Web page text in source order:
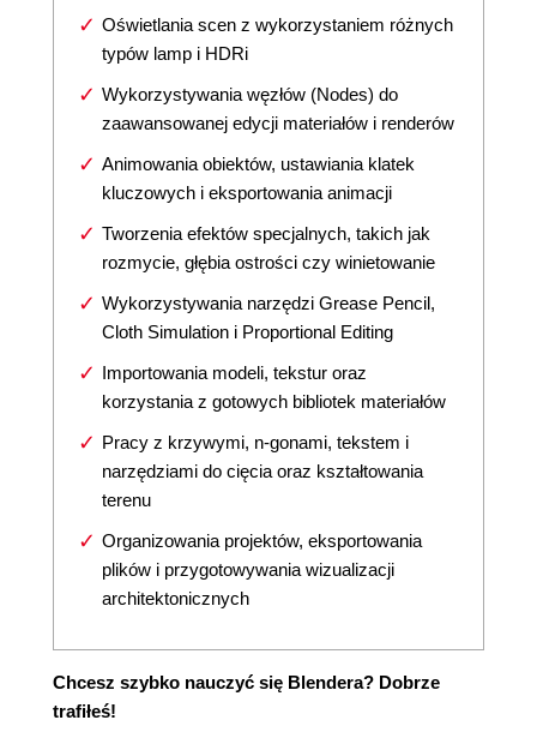
Oświetlania scen z wykorzystaniem różnych
typów lamp i HDRi
Wykorzystywania węzłów (Nodes) do
zaawansowanej edycji materiałów i renderów
Animowania obiektów, ustawiania klatek
kluczowych i eksportowania animacji
Tworzenia efektów specjalnych, takich jak
rozmycie, głębia ostrości czy winietowanie
Wykorzystywania narzędzi Grease Pencil,
Cloth Simulation i Proportional Editing
Importowania modeli, tekstur oraz
korzystania z gotowych bibliotek materiałów
Pracy z krzywymi, n-gonami, tekstem i
narzędziami do cięcia oraz kształtowania
terenu
Organizowania projektów, eksportowania
plików i przygotowywania wizualizacji
architektonicznych
Chcesz szybko nauczyć się Blendera? Dobrze
trafiłeś!